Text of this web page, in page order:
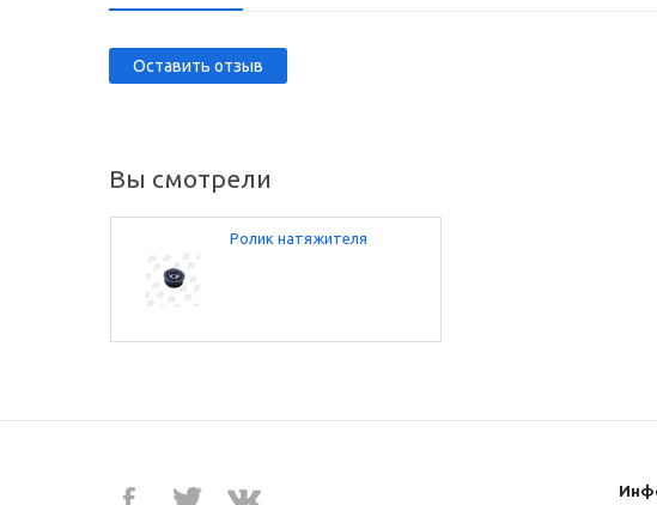
Оставить отзыв
Вы смотрели
Ролик натяжителя